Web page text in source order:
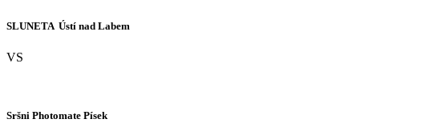
SLUNETA  Ústí nad Labem
VS
Sršni Photomate Písek